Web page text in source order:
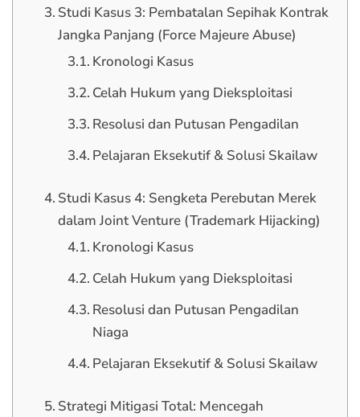
Studi Kasus 3: Pembatalan Sepihak Kontrak
Jangka Panjang (Force Majeure Abuse)
Kronologi Kasus
Celah Hukum yang Dieksploitasi
Resolusi dan Putusan Pengadilan
Pelajaran Eksekutif & Solusi Skailaw
Studi Kasus 4: Sengketa Perebutan Merek
dalam Joint Venture (Trademark Hijacking)
Kronologi Kasus
Celah Hukum yang Dieksploitasi
Resolusi dan Putusan Pengadilan
Niaga
Pelajaran Eksekutif & Solusi Skailaw
Strategi Mitigasi Total: Mencegah